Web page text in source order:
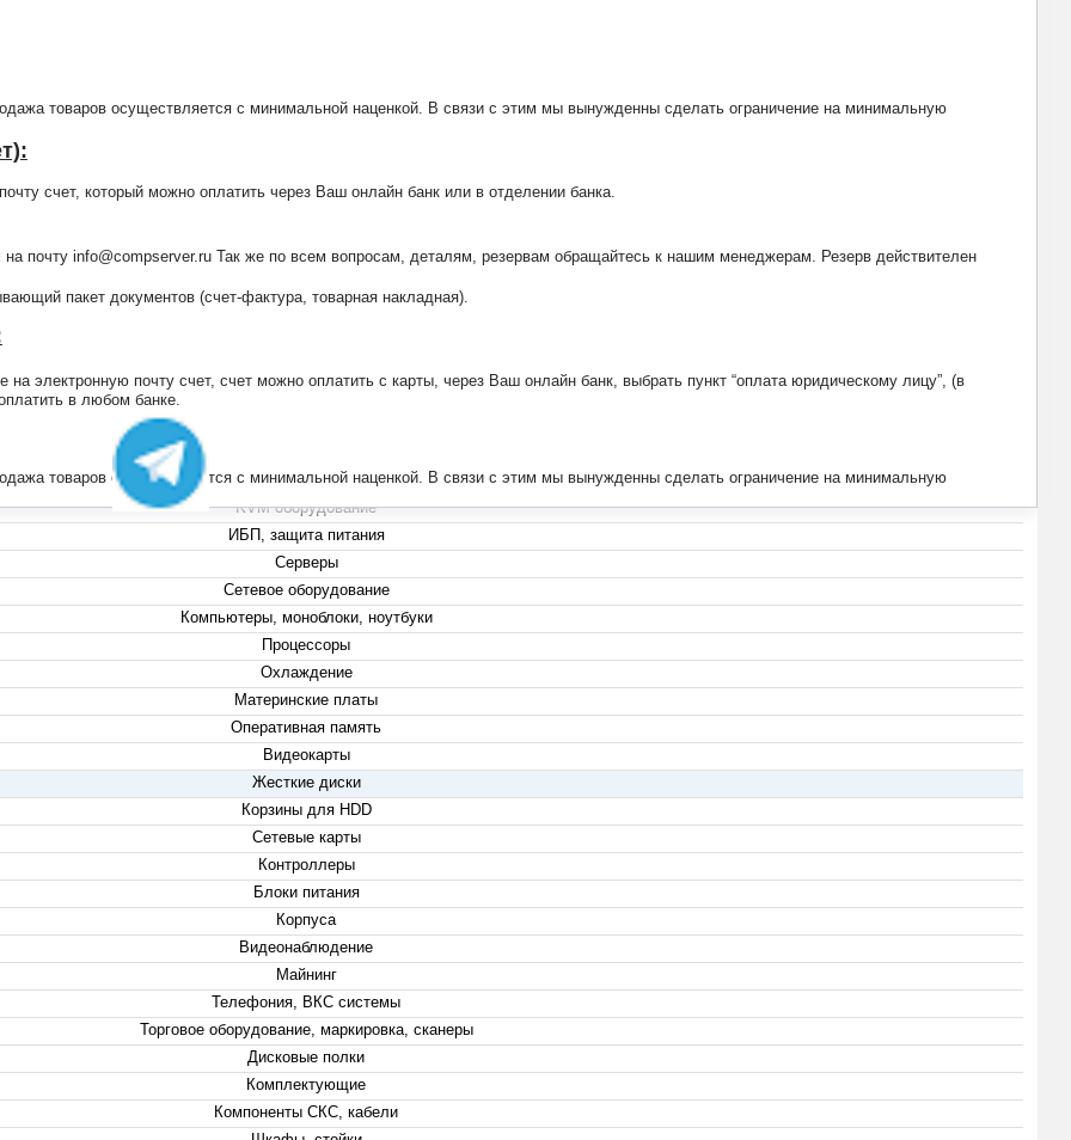
товаров осуществляется с минимальной наценкой. В связи с этим мы вынужденны сделать ограничение на минимальную
счет, который можно оплатить через Ваш онлайн банк или в отделении банка.
почту info@compserver.ru Так же по всем вопросам, деталям, резервам обращайтесь к нашим менеджерам. Резерв действителен
пакет документов (счет-фактура, товарная накладная).
электронную почту счет, счет можно оплатить с карты, через Ваш онлайн банк, выбрать пункт “оплата юридическому лицу”, (в
в любом банке.
товаров осуществляется с минимальной наценкой. В связи с этим мы вынужденны сделать ограничение на минимальную
+7 (495) 223-13-47
KVM оборудование
ИБП, защита питания
Серверы
Сетевое оборудование
Компьютеры, моноблоки, ноутбуки
Процессоры
Охлаждение
Материнские платы
Оперативная память
Видеокарты
Жесткие диски
Корзины для HDD
Сетевые карты
Контроллеры
Блоки питания
Корпуса
Видеонаблюдение
Майнинг
Телефония, ВКС системы
Торговое оборудование, маркировка, сканеры
Дисковые полки
Комплектующие
Компоненты СКС, кабели